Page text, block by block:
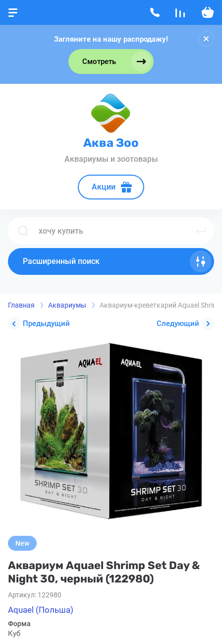
Загляните на нашу распродажу!
Смотреть
Аква Зоо
Аквариумы и зоотовары
Акции
Расширенный поиск
Главная Аквариумы Аквариум-креветкарий Aquael
Предыдущий Следующий
New
Аквариум Aquael Shrimp Set Day &
Night 30, черный (122980)
Артикул: 122980
Aquael (Польша)
Форма
Куб